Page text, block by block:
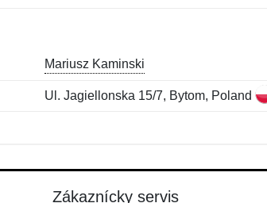
Mariusz Kaminski
Ul. Jagiellonska 15/7, Bytom, Poland
Zákaznícky servis